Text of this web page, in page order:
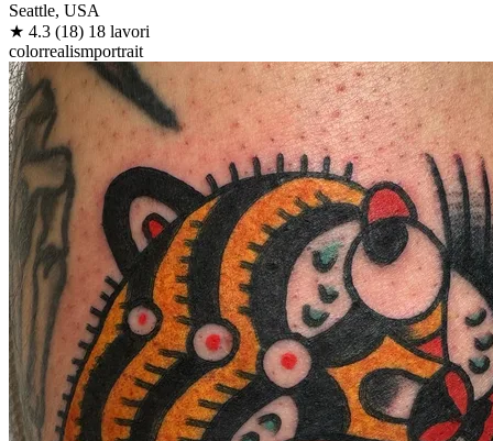
Seattle, USA
★ 4.3 (18) 18 lavori
colorrealismportrait